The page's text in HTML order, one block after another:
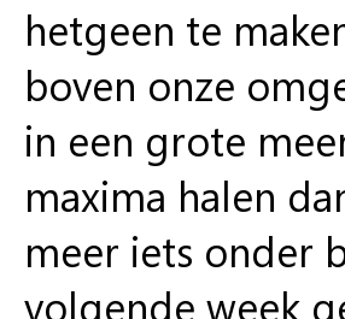
hetgeen te
boven onze
in een grote
maxima halen
meer iets onder
volgende week